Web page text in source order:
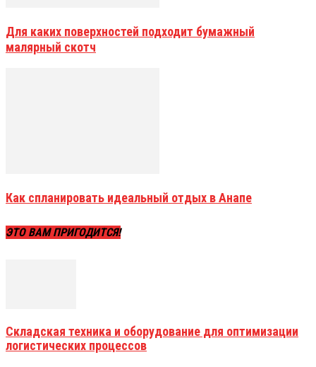
Для каких поверхностей подходит бумажный
малярный скотч
Как спланировать идеальный отдых в Анапе
ЭТО ВАМ ПРИГОДИТСЯ!
Складская техника и оборудование для оптимизации
логистических процессов